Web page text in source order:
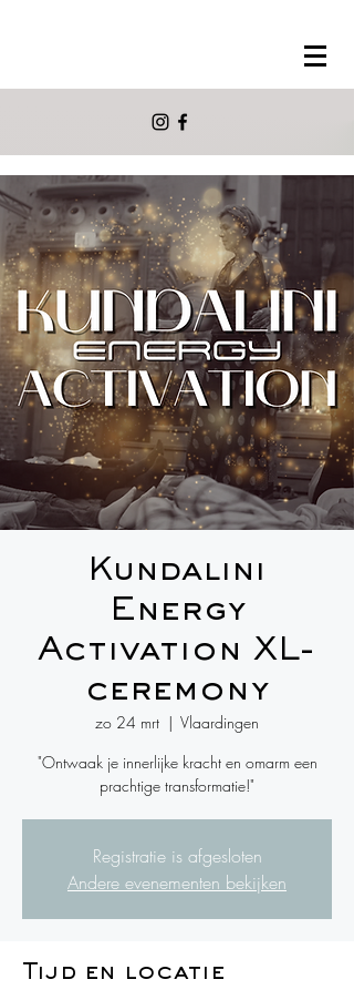
Kundalini
Energy
Activation XL-
ceremony
zo 24 mrt
  |
Vlaardingen
"Ontwaak je innerlijke kracht en omarm een
prachtige transformatie!"
Registratie is afgesloten
Andere evenementen bekijken
Tijd en locatie